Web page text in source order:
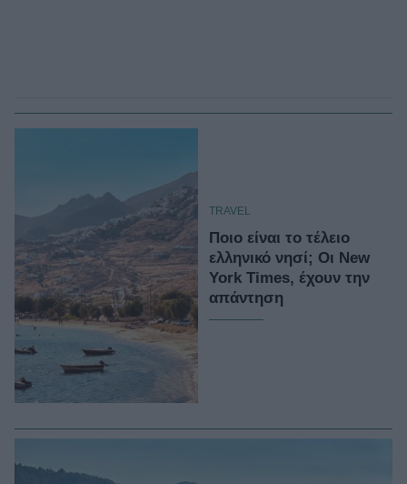
TRAVEL
Ποιο είναι το τέλειο
ελληνικό νησί; Οι New
York Times, έχουν την
απάντηση